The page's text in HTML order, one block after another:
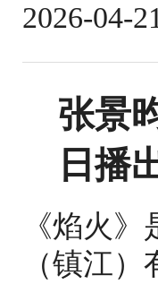
2026-04-
张景
日播
《焰火
（镇江